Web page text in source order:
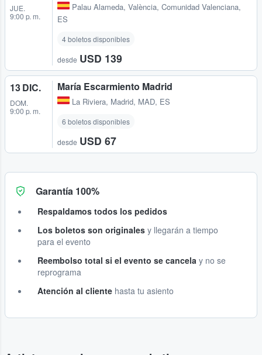
JUE.
9:00 p. m.
Palau Alameda, València, Comunidad Valenciana,
ES
4 boletos disponibles
desde USD 139
13 DIC.
DOM.
9:00 p. m.
María Escarmiento Madrid
La Riviera, Madrid, MAD, ES
6 boletos disponibles
desde USD 67
Garantía 100%
Respaldamos todos los pedidos
Los boletos son originales y llegarán a tiempo
para el evento
Reembolso total si el evento se cancela y no se
reprograma
Atención al cliente hasta tu asiento